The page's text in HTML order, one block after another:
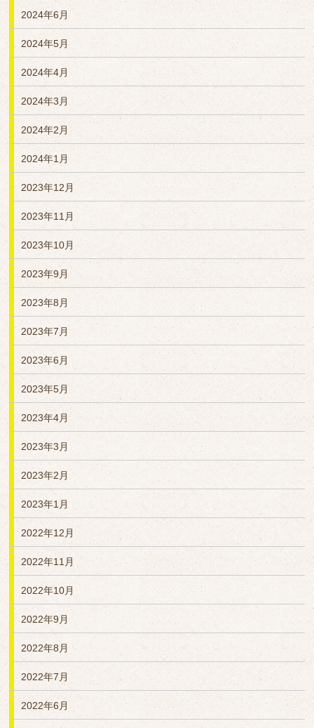
2024年6月
2024年5月
2024年4月
2024年3月
2024年2月
2024年1月
2023年12月
2023年11月
2023年10月
2023年9月
2023年8月
2023年7月
2023年6月
2023年5月
2023年4月
2023年3月
2023年2月
2023年1月
2022年12月
2022年11月
2022年10月
2022年9月
2022年8月
2022年7月
2022年6月